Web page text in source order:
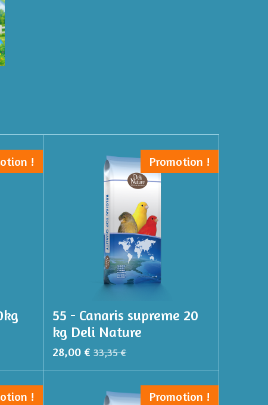
! Promotion !
55 - Canaris supreme 20
kg Deli Nature
28,00 € 33,35 €
! Promotion !